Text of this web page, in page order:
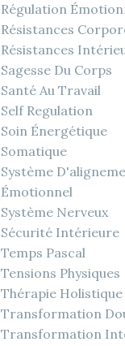
Régulation
Résistances
Résistances
Sagesse Du Corps
Santé Au Travail
Self Regulation
Soin Énergétique
Somatique
Système
Émotionnel
Système Nerveux
Sécurité Intérieure
Temps Pascal
Tensions Physiques
Thérapie Holistique
Transformation
Transformation